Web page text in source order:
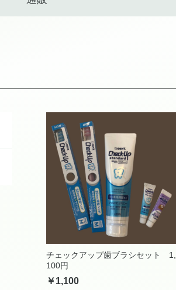
チェックアップ歯ブラシセット 1,
100円
￥1,100